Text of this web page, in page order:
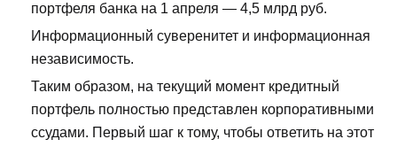
портфеля банка на 1 апреля — 4,5 млрд руб.
Информационный суверенитет и информационная
независимость.
Таким образом, на текущий момент кредитный
портфель полностью представлен корпоративными
ссудами. Первый шаг к тому, чтобы ответить на этот